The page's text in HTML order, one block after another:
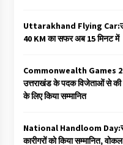
Uttarakhand Flying
40 KM का सफर अब 15 मिनट में
Commonwealth Games
उत्तराखंड के पदक विजेताओं से की
के लिए किया सम्मानित
National Handloom
कारीगरों को किया सम्मानित,